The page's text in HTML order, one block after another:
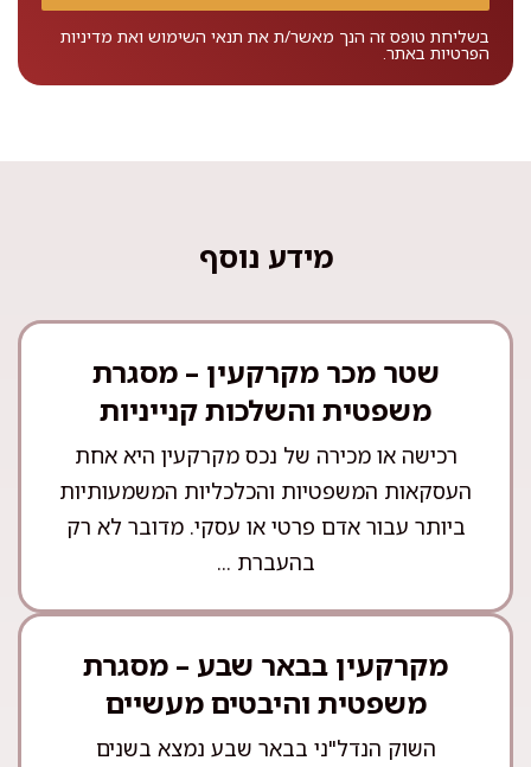
בשליחת טופס זה הנך מאשר/ת את תנאי השימוש ואת מדיניות
הפרטיות באתר.
מידע נוסף
שטר מכר מקרקעין – מסגרת
משפטית והשלכות קנייניות
רכישה או מכירה של נכס מקרקעין היא אחת
העסקאות המשפטיות והכלכליות המשמעותיות
ביותר עבור אדם פרטי או עסקי. מדובר לא רק
בהעברת ...
מקרקעין בבאר שבע – מסגרת
משפטית והיבטים מעשיים
השוק הנדל"ני בבאר שבע נמצא בשנים